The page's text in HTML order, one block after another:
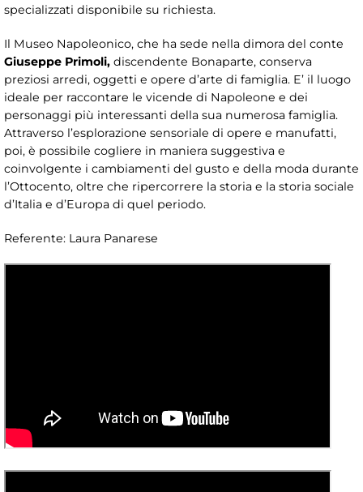
specializzati disponibile su richiesta.
Il Museo Napoleonico, che ha sede nella dimora del conte
Giuseppe Primoli, discendente Bonaparte, conserva
preziosi arredi, oggetti e opere d’arte di famiglia. E’ il luogo
ideale per raccontare le vicende di Napoleone e dei
personaggi più interessanti della sua numerosa famiglia.
Attraverso l’esplorazione sensoriale di opere e manufatti,
poi, è possibile cogliere in maniera suggestiva e
coinvolgente i cambiamenti del gusto e della moda durante
l’Ottocento, oltre che ripercorrere la storia e la storia sociale
d’Italia e d’Europa di quel periodo.
Referente: Laura Panarese